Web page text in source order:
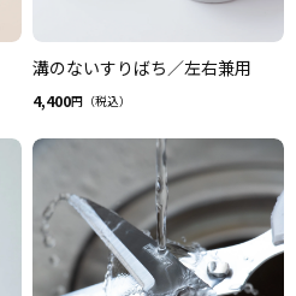
溝のないすりばち／左右兼用
4,400円（税込）